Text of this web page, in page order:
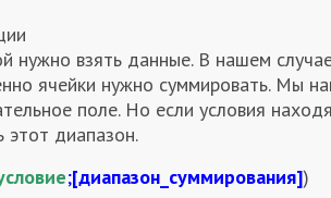
нужно взять данные. В нашем
ячейки нужно суммировать. Мы
поле. Но если условия
этот диапазон.
;[диапазон_суммирования])